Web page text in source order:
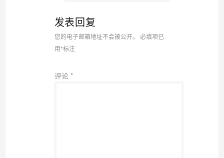
发表回复
您的电子邮箱地址不会被公开。
必填项已
用*标注
评论 *